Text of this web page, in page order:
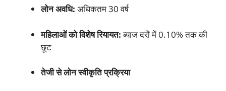
लोन अवधि: अधिकतम 30 वर्ष
महिलाओं को विशेष रियायत:ब्याज दरों में 0.10% तक की
छूट
तेजी से लोन स्वीकृति प्रक्रिया